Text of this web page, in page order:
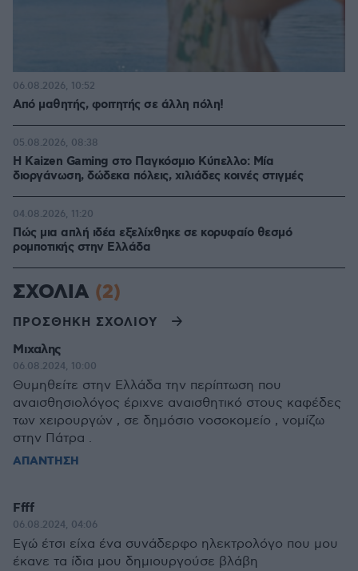
Από μαθητής, φοιτητής σε άλλη πόλη!
06.08.2026, 10:52
H Kaizen Gaming στο Παγκόσμιο Kύπελλο: Μία
διοργάνωση, δώδεκα πόλεις, χιλιάδες κοινές στιγμές
05.08.2026, 08:38
Πώς μια απλή ιδέα εξελίχθηκε σε κορυφαίο θεσμό
ρομποτικής στην Ελλάδα
04.08.2026, 11:20
ΣΧΟΛΙΑ (2)
ΠΡΟΣΘΗΚΗ ΣΧΟΛΙΟΥ
Μιχαλης
06.08.2024, 10:00
Θυμηθείτε στην Ελλάδα την περίπτωση που
αναισθησιολόγος έριχνε αναισθητικό στους καφέδες
των χειρουργών , σε δημόσιο νοσοκομείο , νομίζω
στην Πάτρα .
ΑΠΑΝΤΗΣΗ
Ffff
06.08.2024, 04:06
Εγώ έτσι είχα ένα συνάδερφο ηλεκτρολόγο που μου
έκανε τα ίδια μου δημιουργούσε βλάβη